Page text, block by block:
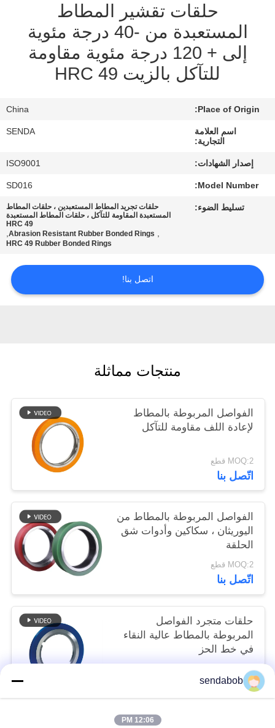
القضايا
خريطة
سياسة
الخصوصية
حلقات تقشير المطاط
المستعبدة من -40 درجة مئوية
إلى + 120 درجة مئوية مقاومة
للتآكل بالزيت HRC 49
Place of Origin:
China
اسم العلامة
التجارية:
SENDA
إصدار الشهادات: ISO9001
Model Number:
SD016
تسليط الضوء:
حلقات تجريد المطاط المستعبدين ، حلقات المطاط
المستعبدة المقاومة للتآكل ، حلقات المطاط المستعبدة
HRC 49
,
Abrasion Resistant Rubber Bonded Rings
,
HRC 49 Rubber Bonded Rings
اتصل بنا!
منتجات مماثلة
الفواصل المربوطة بالمطاط
لإعادة اللف مقاومة للتآكل
MOQ:2 قطع
اتّصل بنا
الفواصل المربوطة بالمطاط من
اليوريثان ، سكاكين وأدوات شق
الحلقة
MOQ:2 قطع
اتّصل بنا
حلقات متجرد الفواصل
المربوطة بالمطاط عالية النقاء
في خط الحز
MOQ:2 قطع
اتّصل بنا
sendabob
12:06 PM